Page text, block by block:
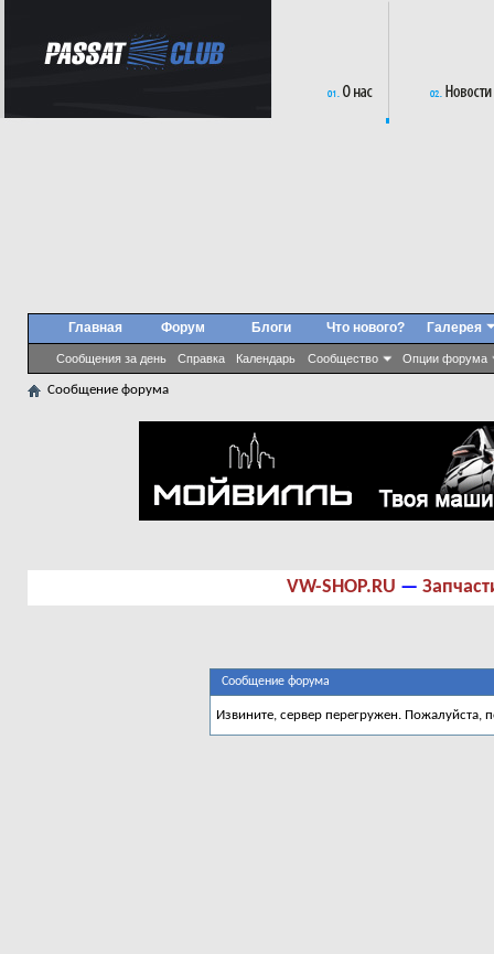
Главная Форум
Сообщения за день Справка Календарь Сообщество Опции форума
Блоги Что нового? Галерея
Сообщение форума
VW-SHOP.RU —
Сообщение форума
Извините, сервер перегружен. Пожалуйста,